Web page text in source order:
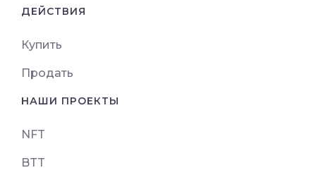
ДЕЙСТВИЯ
Купить
Продать
НАШИ ПРОЕКТЫ
NFT
BTT